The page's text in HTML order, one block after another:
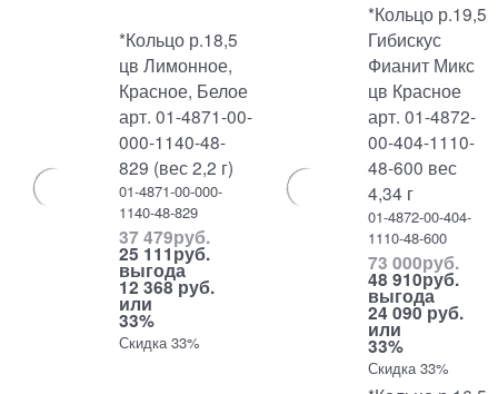
*Кольцо р.18,5
цв Лимонное,
Красное, Белое
арт. 01-4871-00-
000-1140-48-
829 (вес 2,2 г)
01-4871-00-000-
1140-48-829
37 479руб.
25 111руб.
выгода
12 368 руб.
или
33%
Скидка 33%
*Кольцо р.19,5
Гибискус
Фианит Микс
цв Красное
арт. 01-4872-
00-404-1110-
48-600 вес
4,34 г
01-4872-00-404-
1110-48-600
73 000руб.
48 910руб.
выгода
24 090 руб.
или
33%
Скидка 33%